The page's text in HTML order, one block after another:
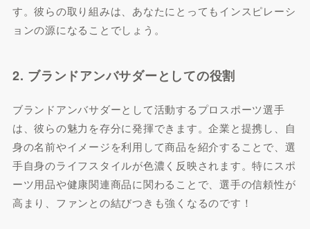
す。彼らの取り組みは、あなたにとってもインスピレーシ
ョンの源になることでしょう。
2. ブランドアンバサダーとしての役割
ブランドアンバサダーとして活動するプロスポーツ選手
は、彼らの魅力を存分に発揮できます。企業と提携し、自
身の名前やイメージを利用して商品を紹介することで、選
手自身のライフスタイルが色濃く反映されます。特にスポ
ーツ用品や健康関連商品に関わることで、選手の信頼性が
高まり、ファンとの結びつきも強くなるのです！